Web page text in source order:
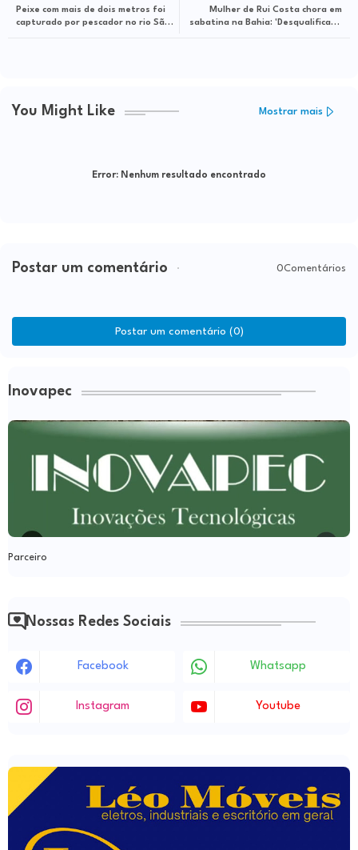
Mulher de Rui Costa chora em
sabatina na Bahia: 'Desqualificada
Peixe com mais de dois metros foi
capturado por pescador no rio São
You Might Like Mostrar mais
Error: Nenhum resultado encontrado
Postar um comentário 0Comentários
Postar um comentário (0)
Inovapec
Parceiro
Nossas Redes Sociais
Facebook Whatsapp
Instagram Youtube